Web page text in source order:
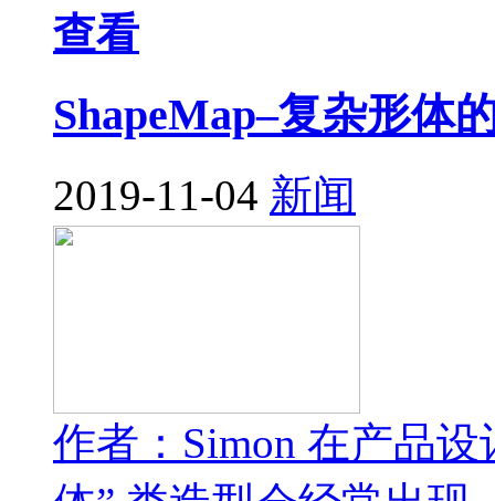
查看
ShapeMap–复杂形体
2019-11-04 新闻
作者：Simon 在产品